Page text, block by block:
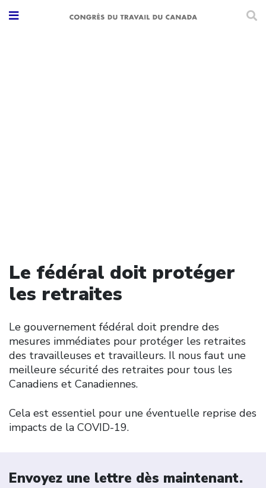
Le fédéral doit protéger
les retraites
Le gouvernement fédéral doit prendre des
mesures immédiates pour protéger les retraites
des travailleuses et travailleurs. Il nous faut une
meilleure sécurité des retraites pour tous les
Canadiens et Canadiennes.
Cela est essentiel pour une éventuelle reprise des
impacts de la COVID-19.
Envoyez une lettre dès maintenant.